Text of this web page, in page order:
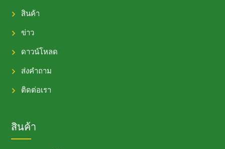
สินค้า
ข่าว
ดาวน์โหลด
ส่งคำถาม
ติดต่อเรา
สินค้า